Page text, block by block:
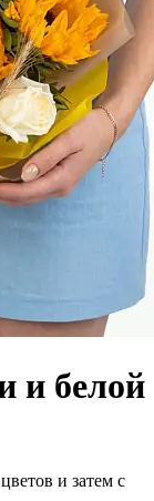
и белой
и затем с